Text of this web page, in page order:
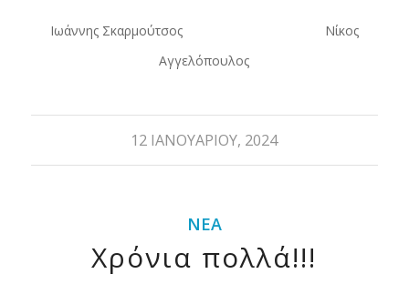
Ιωάννης Σκαρμούτσος Νίκος
Αγγελόπουλος
12 ΙΑΝΟΥΑΡΊΟΥ, 2024
ΝΈΑ
Χρόνια πολλά!!!